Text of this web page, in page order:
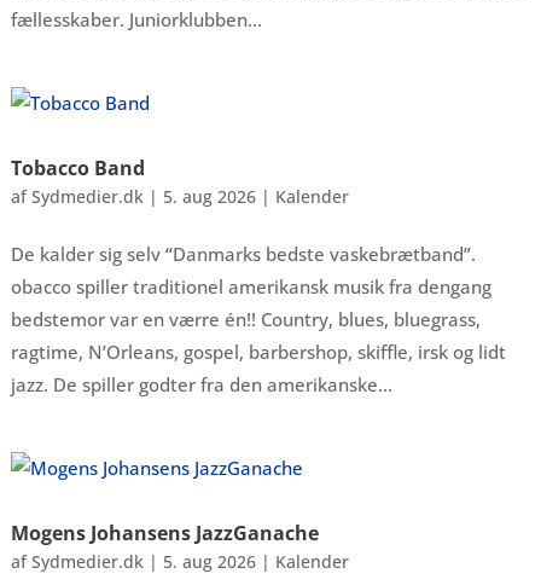
fællesskaber. Juniorklubben...
Tobacco Band
afSydmedier.dk| 5. aug 2026| Kalender
De kalder sig selv “Danmarks bedste vaskebrætband”.
obacco spiller traditionel amerikansk musik fra dengang
bedstemor var en værre én!! Country, blues, bluegrass,
ragtime, N’Orleans, gospel, barbershop, skiffle, irsk og lidt
jazz. De spiller godter fra den amerikanske...
Mogens Johansens JazzGanache
afSydmedier.dk| 5. aug 2026| Kalender